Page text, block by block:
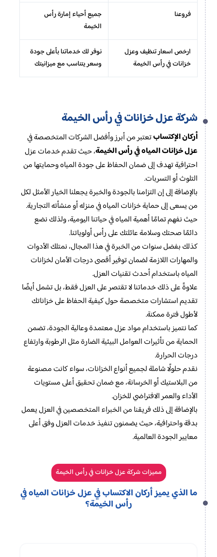
فروعنا
جميع أحياء إمارة رأس
الخيمة
ارخص اسعار تنظيف وعزل
خزانات في رأس الخيمة
نوفر لك خدماتنا بأعلى جودة
وسعر يتناسب مع ميزانيتك
شركة عزل خزانات في رأس الخيمة
أركان الإكتسابتعتبر من أبرز وأفضل الشركات المتخصصة في
عزل خزانات المياه في رأس الخيمة، حيث تقدم خدمات عزل
احترافية تهدف إلى ضمان الحفاظ على جودة المياه وحمايتها من
التلوث أو التسربات.
بالإضافة إلى إن التزامنا بالجودة والخبرة يجعلنا الخيار الأمثل لكل
من يسعى إلى حماية خزانات المياه في منزله أو منشأته التجارية.
حيث نفهم تمامًا أهمية المياه في حياتنا اليومية، ولذلك نضع
دائمًا صحتك وسلامة عائلتك على رأس أولوياتنا.
كذلك بفضل سنوات من الخبرة في هذا المجال، نمتلك الأدوات
والمهارات اللازمة لضمان توفير أقصى درجات الأمان لخزانات
المياه باستخدام أحدث تقنيات العزل.
علاوةً على ذلك خدماتنا لا تقتصر على العزل فقط، بل تشمل أيضًا
تقديم استشارات متخصصة حول كيفية الحفاظ على خزاناتك
لأطول فترة ممكنة.
كما نتميز باستخدام مواد عزل معتمدة وعالية الجودة، تضمن
الحماية من تأثيرات العوامل البيئية الضارة مثل الرطوبة وارتفاع
درجات الحرارة.
نقدم حلولًا شاملة لجميع أنواع الخزانات، سواء كانت مصنوعة
من البلاستيك أو الخرسانة، مع ضمان تحقيق أعلى مستويات
الأداء والعمر الافتراضي للخزان.
بالإضافة إلى ذلك فريقنا من الخبراء المتخصصين في العزل يعمل
بدقة واحترافية، حيث يضمنون تنفيذ خدمات العزل وفق أعلى
معايير الجودة العالمية.
مميزات شركة عزل خزانات في رأس الخيمة
ما الذي يميز أركان الاكتساب في عزل خزانات المياه في
رأس الخيمة؟